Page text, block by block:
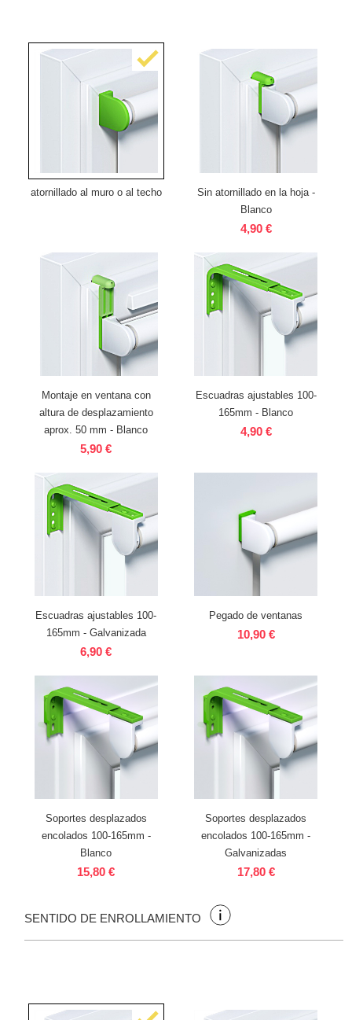
atornillado al muro o al techo
Sin atornillado en la hoja -
Blanco
4,90 €
Montaje en ventana con
altura de desplazamiento
aprox. 50 mm - Blanco
5,90 €
Escuadras ajustables 100-
165mm - Blanco
4,90 €
Escuadras ajustables 100-
165mm - Galvanizada
6,90 €
Pegado de ventanas
10,90 €
Soportes desplazados
encolados 100-165mm -
Blanco
15,80 €
Soportes desplazados
encolados 100-165mm -
Galvanizadas
17,80 €
SENTIDO DE ENROLLAMIENTO